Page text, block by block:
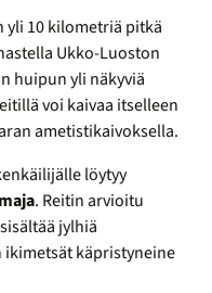
yli 10 kilometriä pitkä
Ukko-Luoston
huipun yli näkyviä
voi kaivaa itselleen
ametistikaivoksella.
löytyy
. Reitin arvioitu
jylhiä
käpristyneine